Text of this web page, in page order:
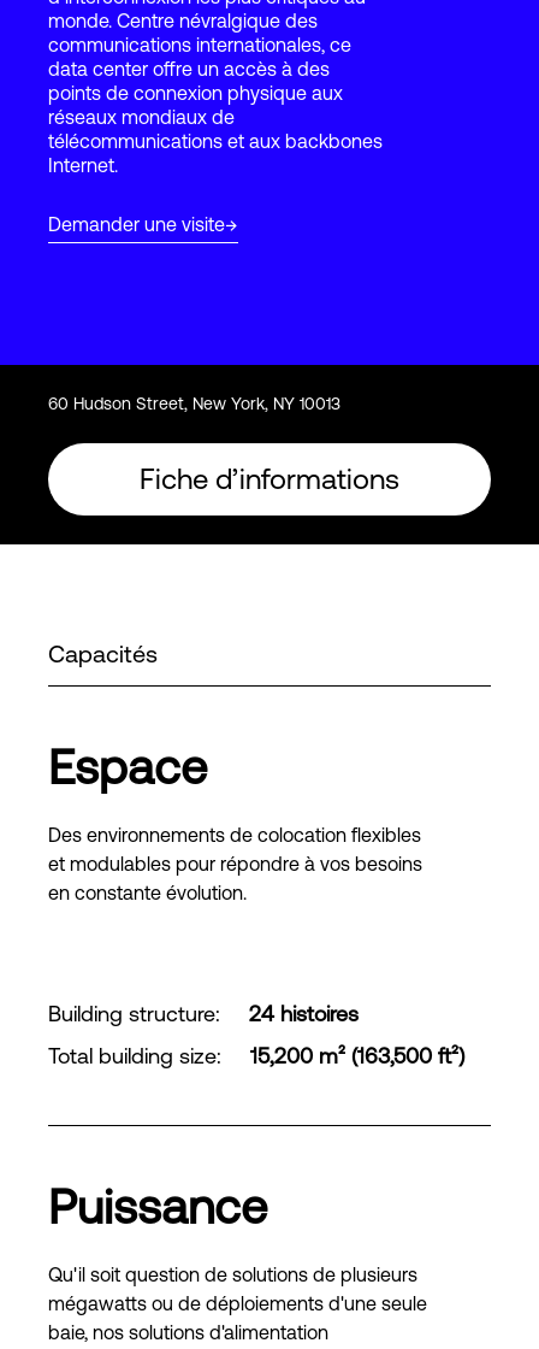
Connexion
monde. Centre névralgique des
communications internationales, ce
data center offre un accès à des
points de connexion physique aux
réseaux mondiaux de
télécommunications et aux backbones
Internet.
Demander une visite
60 Hudson Street, New York, NY 10013
Fiche d’informations
Capacités
Espace
Des environnements de colocation flexibles
et modulables pour répondre à vos besoins
en constante évolution.
Building structure:
24 histoires
Total building size: 15,200 m² (163,500 ft²)
Puissance
Qu'il soit question de solutions de plusieurs
mégawatts ou de déploiements d'une seule
baie, nos solutions d'alimentation